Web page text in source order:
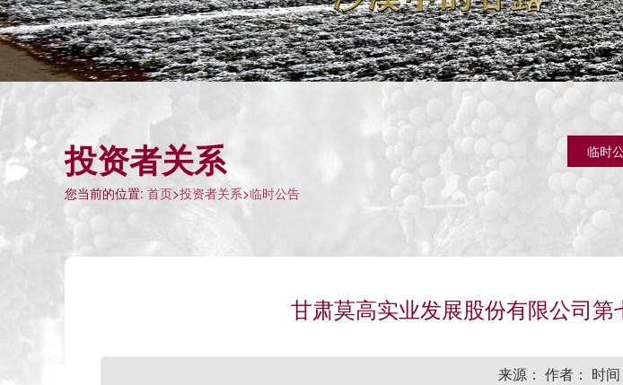
投资者关系
您当前的位置: 首页>投资者关系>临时公告
临时
甘肃莫高实业发展股份有限公司
来源： 作者： 时